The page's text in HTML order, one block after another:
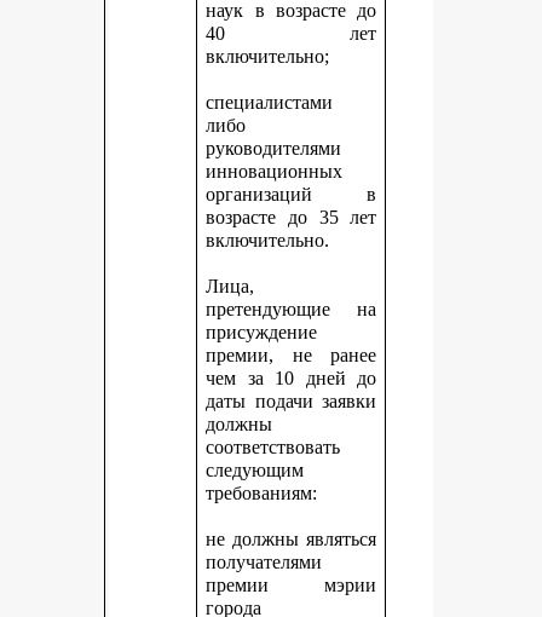
наук в возрасте до
40 лет
включительно;
специалистами
либо
руководителями
инновационных
организаций в
возрасте до 35 лет
включительно.
Лица,
претендующие на
присуждение
премии, не ранее
чем за 10 дней до
даты подачи заявки
должны
соответствовать
следующим
требованиям:
не должны являться
получателями
премии мэрии
города